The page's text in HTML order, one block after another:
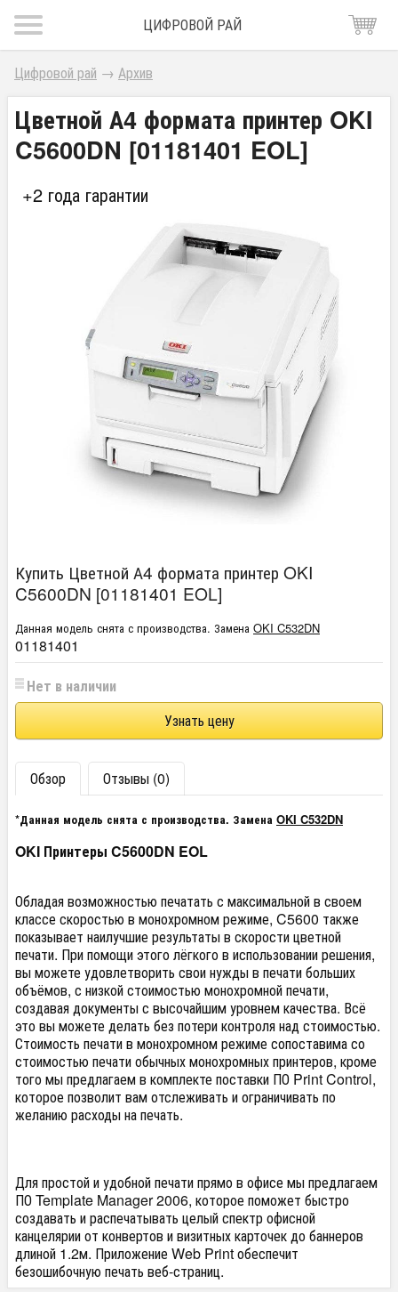
ЦИФРОВОЙ РАЙ
Цифровой рай → Архив
Цветной А4 формата принтер OKI
C5600DN [01181401 EOL]
+2 года гарантии
Купить Цветной А4 формата принтер OKI
C5600DN [01181401 EOL]
Данная модель снята с производства. Замена OKI C532DN
01181401
Нет в наличии
Узнать цену
Обзор Отзывы (0)
*Данная модель снята с производства. Замена OKI C532DN
OKI Принтеры C5600DN EOL
Обладая возможностью печатать с максимальной в своем
классе скоростью в монохромном режиме, C5600 также
показывает наилучшие результаты в скорости цветной
печати. При помощи этого лёгкого в использовании решения,
вы можете удовлетворить свои нужды в печати больших
объёмов, с низкой стоимостью монохромной печати,
создавая документы с высочайшим уровнем качества. Всё
это вы можете делать без потери контроля над стоимостью.
Стоимость печати в монохромном режиме сопоставима со
стоимостью печати обычных монохромных принтеров, кроме
того мы предлагаем в комплекте поставки ПО Print Control,
которое позволит вам отслеживать и ограничивать по
желанию расходы на печать.
Для простой и удобной печати прямо в офисе мы предлагаем
ПО Template Manager 2006, которое поможет быстро
создавать и распечатывать целый спектр офисной
канцелярии от конвертов и визитных карточек до баннеров
длиной 1.2м. Приложение Web Print обеспечит
безошибочную печать веб-страниц.